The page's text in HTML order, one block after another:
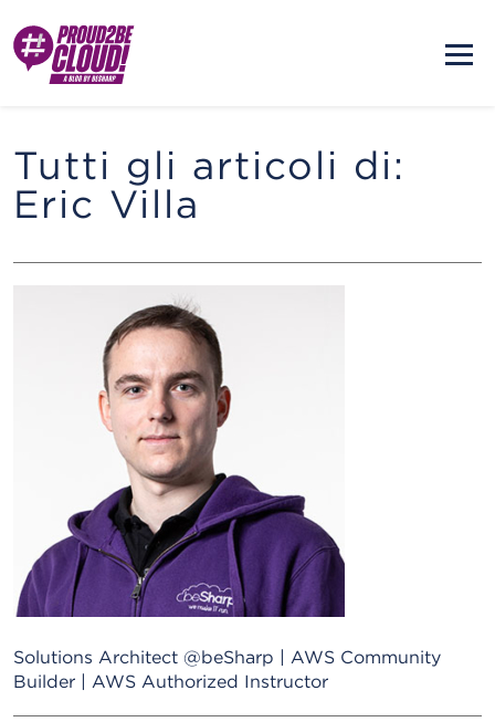
Tutti gli articoli di:
Eric Villa
Solutions Architect @beSharp | AWS Community
Builder | AWS Authorized Instructor